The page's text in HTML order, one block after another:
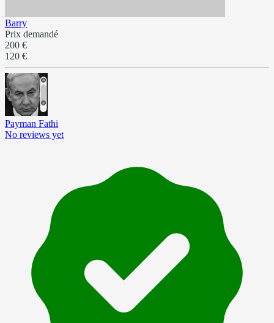
Barry
Prix demandé
200 €
120 €
Payman Fathi
No reviews yet